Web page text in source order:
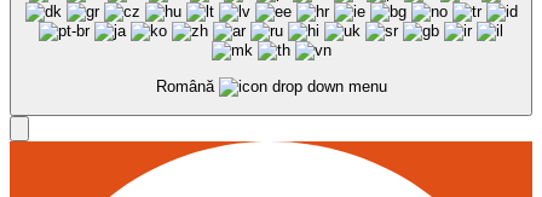
Română